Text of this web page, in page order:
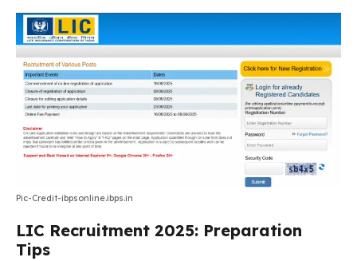
Pic-Credit-ibpsonline.ibps.in
LIC Recruitment 2025: Preparation
Tips